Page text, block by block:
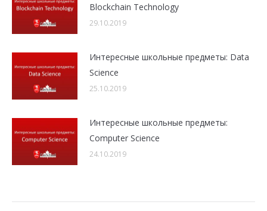
Blockchain Technology
29.10.2019
Интересные школьные предметы: Data
Science
25.10.2019
Интересные школьные предметы:
Computer Science
24.10.2019